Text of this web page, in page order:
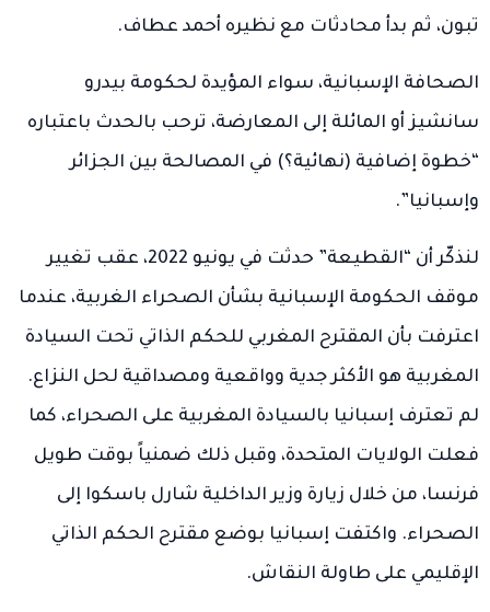
تبون، ثم بدأ محادثات مع نظيره أحمد عطاف.
الصحافة الإسبانية، سواء المؤيدة لحكومة بيدرو
سانشيز أو المائلة إلى المعارضة، ترحب بالحدث باعتباره
“خطوة إضافية (نهائية؟) في المصالحة بين الجزائر
وإسبانيا”.
لنذكّر أن “القطيعة” حدثت في يونيو 2022، عقب تغيير
موقف الحكومة الإسبانية بشأن الصحراء الغربية، عندما
اعترفت بأن المقترح المغربي للحكم الذاتي تحت السيادة
المغربية هو الأكثر جدية وواقعية ومصداقية لحل النزاع.
لم تعترف إسبانيا بالسيادة المغربية على الصحراء، كما
فعلت الولايات المتحدة، وقبل ذلك ضمنياً بوقت طويل
فرنسا، من خلال زيارة وزير الداخلية شارل باسكوا إلى
الصحراء. واكتفت إسبانيا بوضع مقترح الحكم الذاتي
الإقليمي على طاولة النقاش.